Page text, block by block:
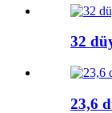
32
23,6